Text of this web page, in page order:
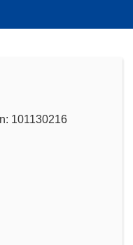
101130216